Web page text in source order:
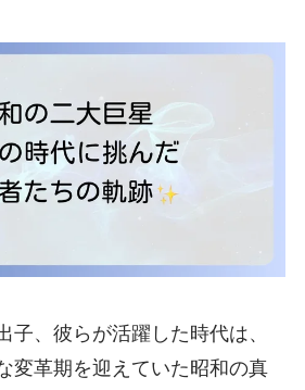
子、彼らが活躍した時代は、
変革期を迎えていた昭和の真